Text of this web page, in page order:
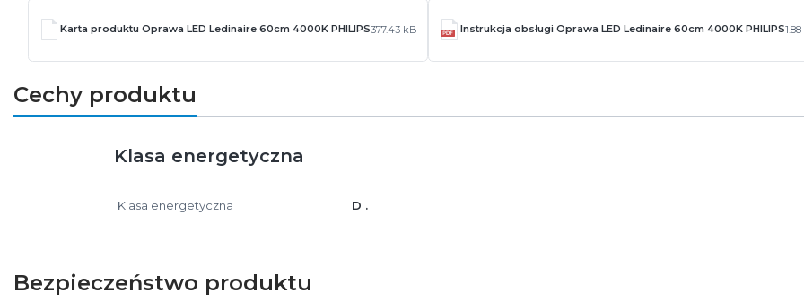
Karta produktu Oprawa LED Ledinaire 60cm 4000K PHILIPS377.43 kB Instrukcja obsługi Oprawa LED Ledinaire 60cm 4000K PHILIPS
Cechy produktu
Klasa energetyczna
Klasa energetyczna D .
Bezpieczeństwo produktu